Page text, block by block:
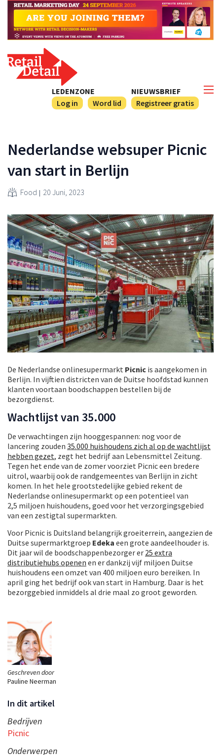
NIEUWSBRIEF
Registreer gratis
LEDENZONE
Log in
Word lid
Geschreven door
Pauline Neerman
In dit artikel
Bedrijven
Picnic
Onderwerpen
Nederlandse websuper Picnic
van start in Berlijn
Food 20 Juni, 2023
De Nederlandse onlinesupermarkt Picnic is aangekomen in
Berlijn. In vijftien districten van de Duitse hoofdstad kunnen
klanten voortaan boodschappen bestellen bij de
bezorgdienst.
Wachtlijst van 35.000
De verwachtingen zijn hooggespannen: nog voor de
lancering zouden 35.000 huishoudens zich al op de wachtlijst
hebben gezet, zegt het bedrijf aan Lebensmittel Zeitung.
Tegen het ende van de zomer voorziet Picnic een bredere
uitrol, waarbij ook de randgemeentes van Berlijn in zicht
komen. In het hele grootstedelijke gebied rekent de
Nederlandse onlinesupermarkt op een potentieel van
2,5 miljoen huishoudens, goed voor het verzorgingsgebied
van een zestigtal supermarkten.
Voor Picnic is Duitsland belangrijk groeiterrein, aangezien de
Duitse supermarktgroep Edeka een grote aandeelhouder is.
Dit jaar wil de boodschappenbezorger er 25 extra
distributiehubs openen en er dankzij vijf miljoen Duitse
huishoudens een omzet van 400 miljoen euro bereiken. In
april ging het bedrijf ook van start in Hamburg. Daar is het
bezorggebied inmiddels al drie maal zo groot geworden.